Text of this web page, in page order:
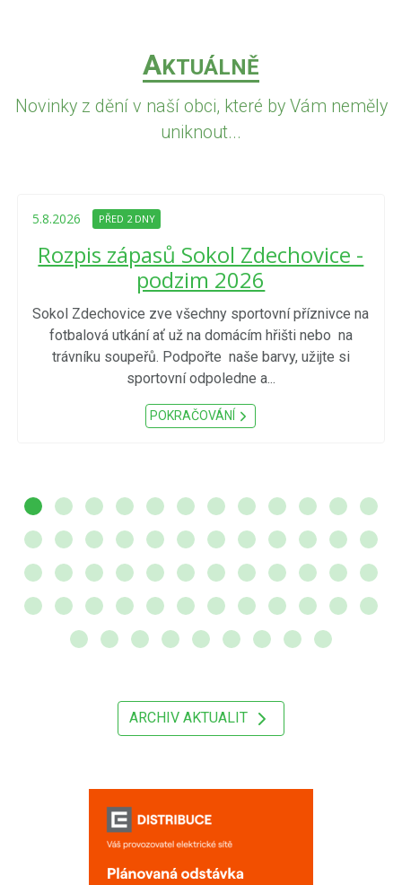
AKTUÁLNĚ
Novinky z dění v naší obci, které by Vám neměly
uniknout...
5.8.2026 PŘED 2 DNY
Rozpis zápasů Sokol Zdechovice -
podzim 2026
Sokol Zdechovice zve všechny sportovní příznivce na
fotbalová utkání ať už na domácím hřišti nebo na
trávníku soupeřů. Podpořte naše barvy, užijte si
sportovní odpoledne a...
POKRAČOVÁNÍ
ARCHIV AKTUALIT